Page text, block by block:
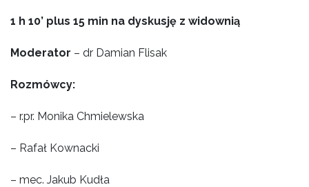
1 h 10’ plus 15 min na dyskusję z widownią
Moderator – dr Damian Flisak
Rozmówcy:
– r.pr. Monika Chmielewska
– Rafał Kownacki
– mec. Jakub Kudła